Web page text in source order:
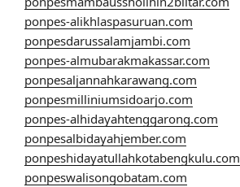
ponpes-alikhlaspasuruan.com
ponpesdarussalamjambi.com
ponpes-almubarakmakassar.com
ponpesaljannahkarawang.com
ponpesmilliniumsidoarjo.com
ponpes-alhidayahtenggarong.com
ponpesalbidayahjember.com
ponpeshidayatullahkotabengkulu.com
ponpeswalisongobatam.com